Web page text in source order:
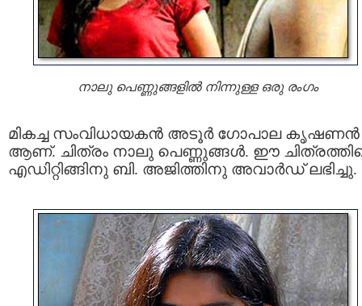
നാലു പെണ്ണുങ്ങളില്‍ നിന്നുള്ള ഒരു രംഗം
മികച്ച സംവിധായകന്‍ അടൂര്‍ ഗോപാല കൃഷണന്‍
ആണ്‌. ചിത്രം നാലു പെണ്ണുങ്ങള്‍. ഈ
എഡിറ്റിങ്ങിനു ബി. അജിത്തിനു അവാര്‍ഡ്‌ ലഭിച്ചു.